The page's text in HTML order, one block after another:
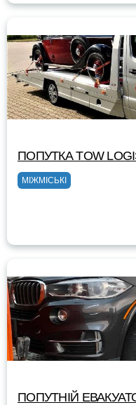
ПОПУТКА TOW
МІЖМІСЬКІ
ПОПУТНІЙ